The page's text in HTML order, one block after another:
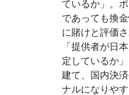
ているか」。
であっても換
に賭けと評価
「提供者が日
定しているか
建て、国内決
ナルになりや